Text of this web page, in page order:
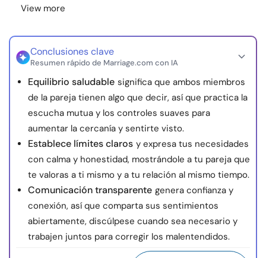
View more
Conclusiones clave
Resumen rápido de Marriage.com con IA
Equilibrio saludable significa que ambos miembros
de la pareja tienen algo que decir, así que practica la
escucha mutua y los controles suaves para
aumentar la cercanía y sentirte visto.
Establece límites claros y expresa tus necesidades
con calma y honestidad, mostrándole a tu pareja que
te valoras a ti mismo y a tu relación al mismo tiempo.
Comunicación transparente genera confianza y
conexión, así que comparta sus sentimientos
abiertamente, discúlpese cuando sea necesario y
trabajen juntos para corregir los malentendidos.